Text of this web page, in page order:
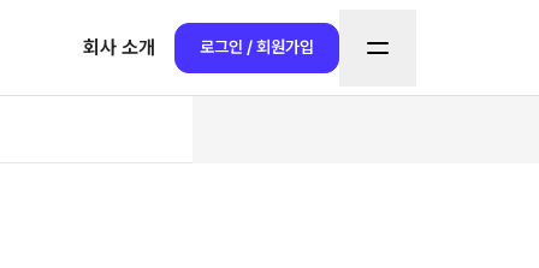
회사 소개 로그인 / 회원가입